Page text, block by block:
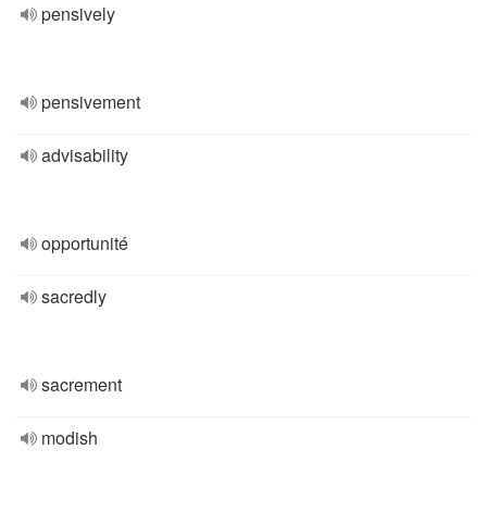
pensively
pensivement
advisability
opportunité
sacredly
sacrement
modish